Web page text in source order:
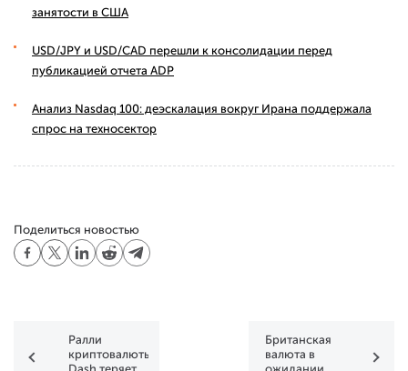
занятости в США
USD/JPY и USD/CAD перешли к консолидации перед
публикацией отчета ADP
Анализ Nasdaq 100: деэскалация вокруг Ирана поддержала
спрос на техносектор
Поделиться новостью
Ралли
криптовалюты
Британская
валюта в